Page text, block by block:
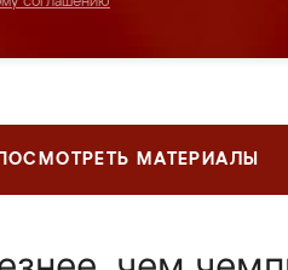
ПОСМОТРЕТЬ МАТЕРИАЛЫ